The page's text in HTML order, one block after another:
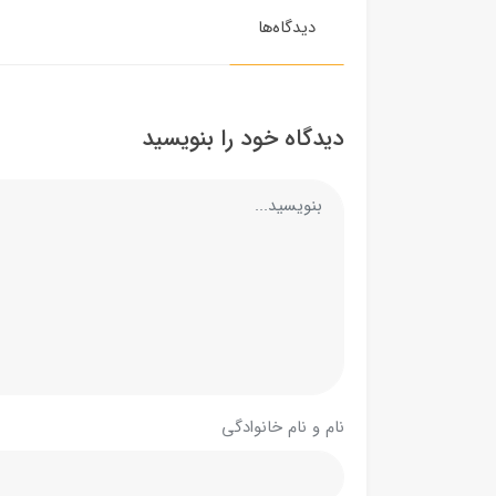
دیدگاه‌ها
دیدگاه خود را بنویسید
نام و نام خانوادگی